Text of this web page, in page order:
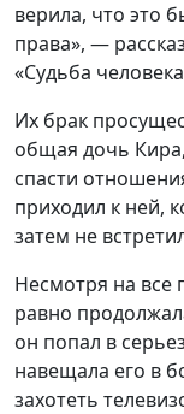
верила, что это
права», —
«Судьба
Их брак
общая дочь
спасти
приходил к ней,
затем не
Несмотря на все
равно
он попал в
навещала его в
захотеть